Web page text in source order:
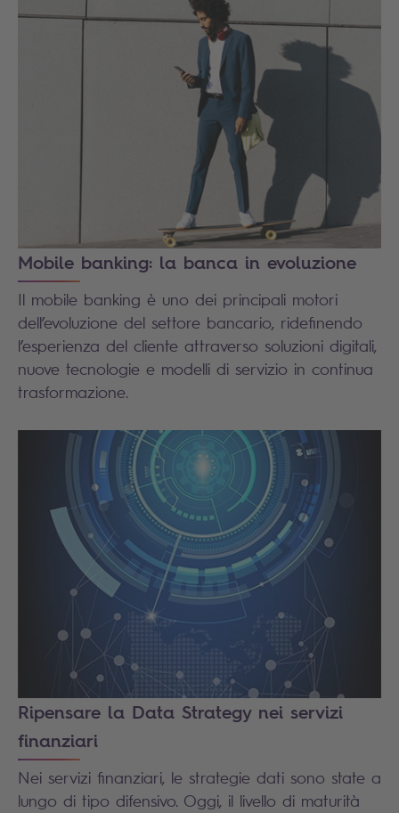
Mobile banking: la banca in evoluzione
Il mobile banking è uno dei principali motori
dell’evoluzione del settore bancario, ridefinendo
l’esperienza del cliente attraverso soluzioni digitali,
nuove tecnologie e modelli di servizio in continua
trasformazione.
Ripensare la Data Strategy nei servizi
finanziari
Nei servizi finanziari, le strategie dati sono state a
lungo di tipo difensivo. Oggi, il livello di maturità